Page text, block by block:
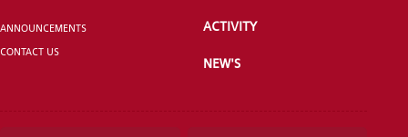
ANNOUNCEMENTS
CONTACT US
ACTIVITY
NEW'S